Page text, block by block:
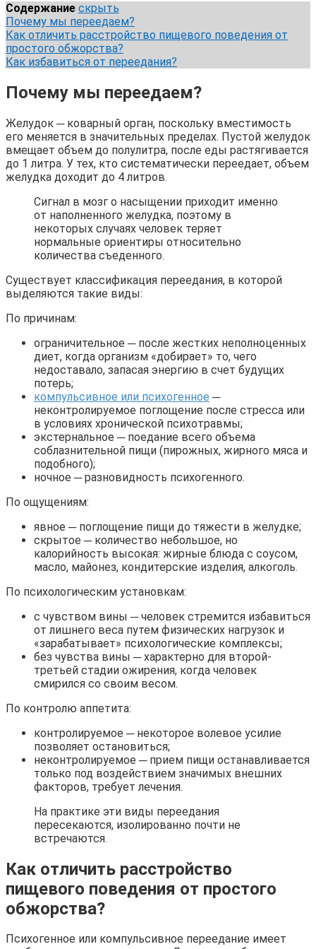
Содержание скрыть
Почему мы переедаем?
Как отличить расстройство пищевого поведения от
простого обжорства?
Как избавиться от переедания?
Почему мы переедаем?
Желудок ─ коварный орган, поскольку вместимость
его меняется в значительных пределах. Пустой желудок
вмещает объем до полулитра, после еды растягивается
до 1 литра. У тех, кто систематически переедает, объем
желудка доходит до 4 литров.
Сигнал в мозг о насыщении приходит именно
от наполненного желудка, поэтому в
некоторых случаях человек теряет
нормальные ориентиры относительно
количества съеденного.
Существует классификация переедания, в которой
выделяются такие виды:
По причинам:
ограничительное ─ после жестких неполноценных
диет, когда организм «добирает» то, чего
недоставало, запасая энергию в счет будущих
потерь;
компульсивное или психогенное ─
неконтролируемое поглощение после стресса или
в условиях хронической психотравмы;
экстернальное ─ поедание всего объема
соблазнительной пищи (пирожных, жирного мяса и
подобного);
ночное ─ разновидность психогенного.
По ощущениям:
явное ─ поглощение пищи до тяжести в желудке;
скрытое ─ количество небольшое, но
калорийность высокая: жирные блюда с соусом,
масло, майонез, кондитерские изделия, алкоголь.
По психологическим установкам:
с чувством вины ─ человек стремится избавиться
от лишнего веса путем физических нагрузок и
«зарабатывает» психологические комплексы;
без чувства вины ─ характерно для второй-
третьей стадии ожирения, когда человек
смирился со своим весом.
По контролю аппетита:
контролируемое ─ некоторое волевое усилие
позволяет остановиться;
неконтролируемое ─ прием пищи останавливается
только под воздействием значимых внешних
факторов, требует лечения.
На практике эти виды переедания
пересекаются, изолированно почти не
встречаются.
Как отличить расстройство
пищевого поведения от простого
обжорства?
Психогенное или компульсивное переедание имеет